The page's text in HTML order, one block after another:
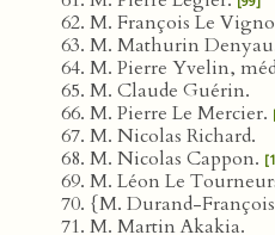
M. François Le
M. Mathurin
M. Pierre Yvelin,
M. Claude Guérin.
M. Pierre Le Mercier.
M. Nicolas Richard.
M. Nicolas Cappon.
M. Léon Le
{M. Durand-
M. Martin Akakia.